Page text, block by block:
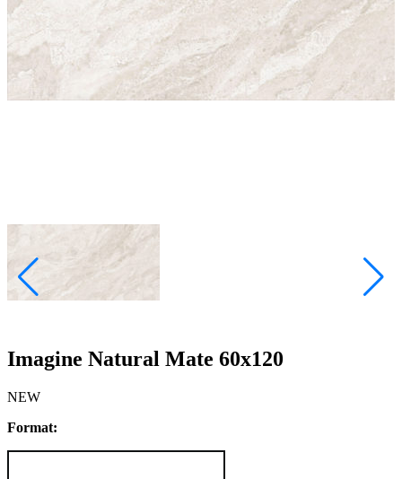
Imagine Natural Mate 60x120
NEW
Format: